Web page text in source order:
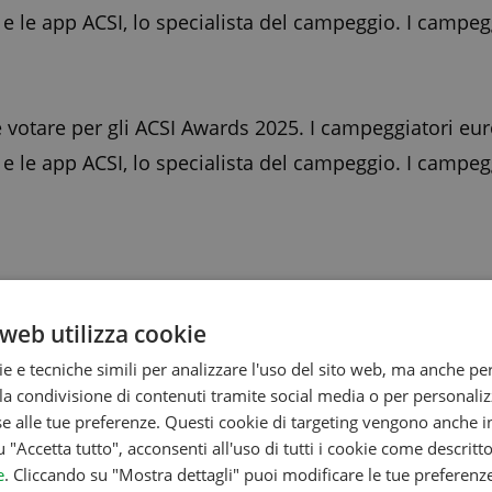
le app ACSI, lo specialista del campeggio. I
per gli ACSI Awards 2025. I campeggiatori
le app ACSI, lo specialista del campeggio. I
tra loro, è possibile votare in diverse
una selezione variegata di vincitori e una grande
Quest’anno, i campeggiatori possono votare nelle
utilizza cookie
e tecniche simili per analizzare l'uso del sito web, ma anche
condivisione di contenuti tramite social media o per
alle tue preferenze. Questi cookie di targeting vengono anche
"Accetta tutto", acconsenti all'uso di tutti i cookie come
. Cliccando su "Mostra dettagli" puoi modificare le tue